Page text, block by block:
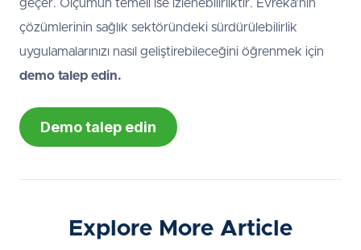
geçer. Ölçümün temeli ise izlenebilirliktir. Evreka’nın
çözümlerinin sağlık sektöründeki sürdürülebilirlik
uygulamalarınızı nasıl geliştirebileceğini öğrenmek için
demo talep edin.
Demo talep edin
Explore More Article